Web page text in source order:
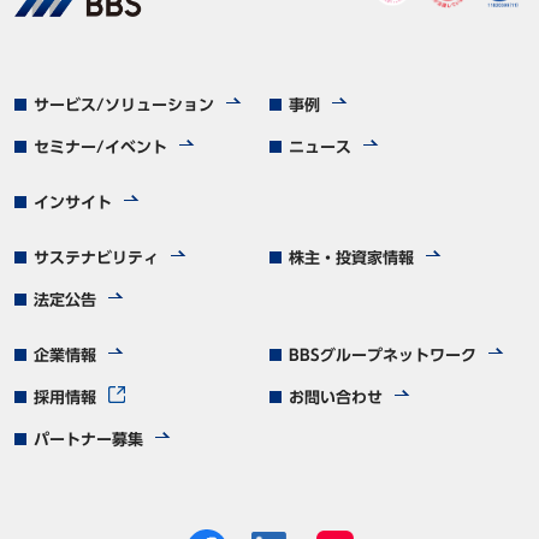
サービス/ソリューション 事例
セミナー/イベント ニュース
インサイト
サステナビリティ 株主・投資家情報
法定公告
企業情報 BBSグループネットワーク
採用情報 お問い合わせ
パートナー募集